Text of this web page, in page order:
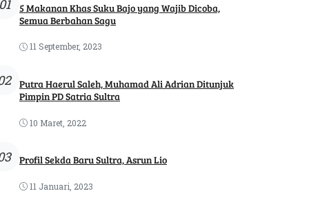
5 Makanan Khas Suku Bajo yang Wajib Dicoba,
Semua Berbahan Sagu
11 September, 2023
Putra Haerul Saleh, Muhamad Ali Adrian Ditunjuk
Pimpin PD Satria Sultra
10 Maret, 2022
Profil Sekda Baru Sultra, Asrun Lio
11 Januari, 2023